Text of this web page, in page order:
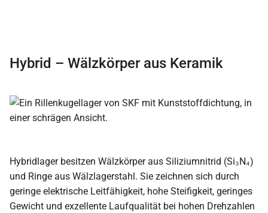
Hybrid – Wälzkörper aus Keramik
Hybridlager besitzen Wälzkörper aus Siliziumnitrid (Si₃N₄)
und Ringe aus Wälzlagerstahl. Sie zeichnen sich durch
geringe elektrische Leitfähigkeit, hohe Steifigkeit, geringes
Gewicht und exzellente Laufqualität bei hohen Drehzahlen